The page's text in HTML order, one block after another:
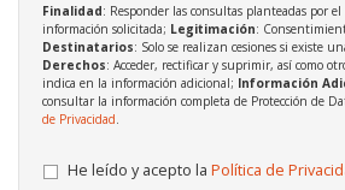
Finalidad: Responder las consultas planteadas por
información solicitada; Legitimación:
Destinatarios: Solo se realizan cesiones si existe
Derechos: Acceder, rectificar y suprimir, así como
indica en la información adicional; Información
consultar la información completa de Protección de
de Privacidad
He leído y acepto la Política de